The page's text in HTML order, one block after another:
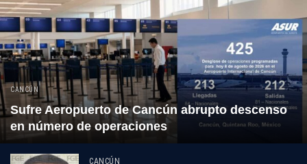
CANCÚN
Sufre Aeropuerto de Cancún abrupto descenso
en número de operaciones
CANCÚN